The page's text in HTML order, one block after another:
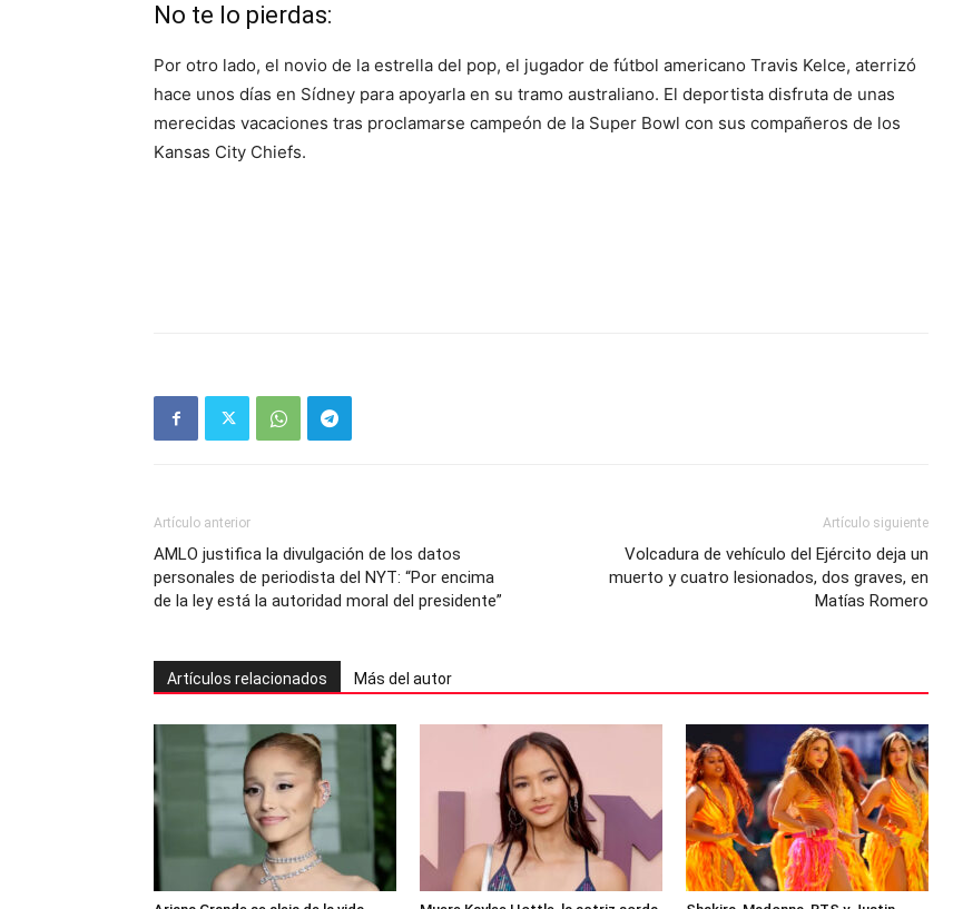
No te lo pierdas:
Por otro lado, el novio de la estrella del pop, el jugador de fútbol americano Travis Kelce, aterrizó
hace unos días en Sídney para apoyarla en su tramo australiano. El deportista disfruta de unas
merecidas vacaciones tras proclamarse campeón de la Super Bowl con sus compañeros de los
Kansas City Chiefs.
Artículo anterior
AMLO justifica la divulgación de los datos
personales de periodista del NYT: “Por encima
de la ley está la autoridad moral del presidente”
Artículo siguiente
Volcadura de vehículo del Ejército deja un
muerto y cuatro lesionados, dos graves, en
Matías Romero
Artículos relacionados Más del autor